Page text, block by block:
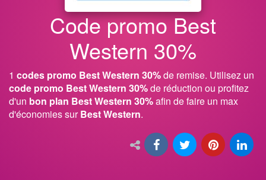
Code promo Best
Western 30%
1 codes promo Best Western 30%de remise. Utilisez un
code promo Best Western 30%de réduction ou profitez
d'un bon plan Best Western 30%afin de faire un max
d'économies surBest Western.